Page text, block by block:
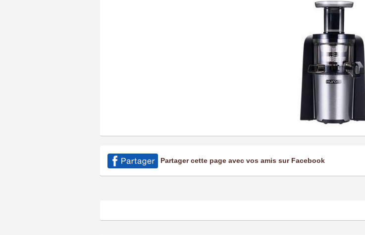
Partager cette page avec vos amis sur Facebook